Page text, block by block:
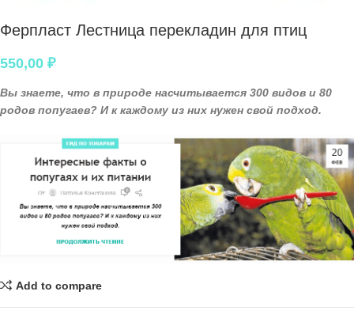
Ферпласт Лестница перекладин для птиц
550,00 ₽
Вы знаете, что в природе насчитывается 300 видов и 80
родов попугаев? И к каждому из них нужен свой подход.
Add to compare